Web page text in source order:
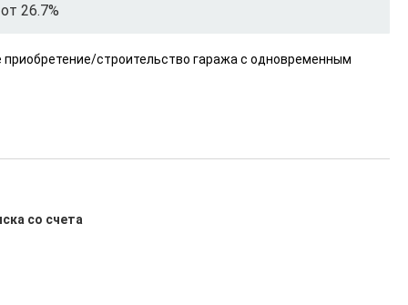
от 26.7%
строительство гаража с одновременным
со счета